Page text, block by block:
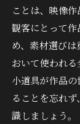
ことは、映像
観客にとって
め、素材選び
おいて使われる
小道具が作品
ることを忘れ
識しましょう。